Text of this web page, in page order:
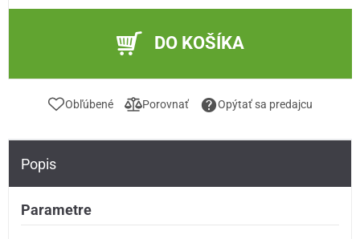
DO KOŠÍKA
Obľúbené Porovnať Opýtať sa predajcu
Popis
Parametre